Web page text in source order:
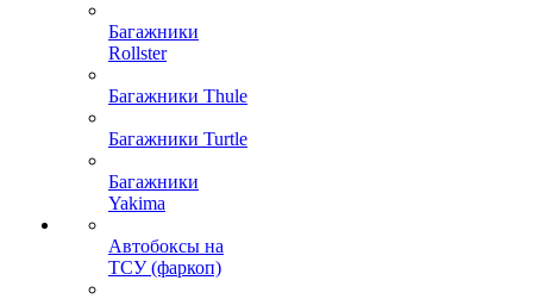
Багажники
Rollster
Багажники Thule
Багажники Turtle
Багажники
Yakima
Автобоксы на
ТСУ (фаркоп)